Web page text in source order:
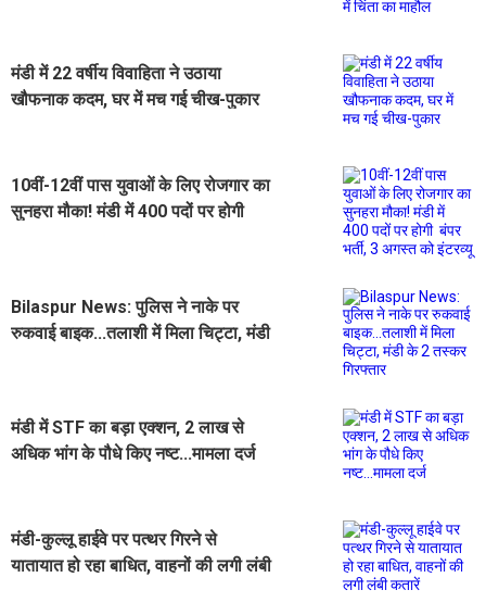
मंडी में 22 वर्षीय विवाहिता ने उठाया
खौफनाक कदम, घर में मच गई चीख-पुकार
10वीं-12वीं पास युवाओं के लिए रोजगार का
सुनहरा मौका! मंडी में 400 पदों पर होगी
‌Bilaspur News: पुलिस ने नाके पर
रुकवाई बाइक...तलाशी में मिला चिट्टा, मंडी
मंडी में STF का बड़ा एक्शन, 2 लाख से
अधिक भांग के पौधे किए नष्ट...मामला दर्ज
मंडी-कुल्लू हाईवे पर पत्थर गिरने से
यातायात हो रहा बाधित, वाहनों की लगी लंबी